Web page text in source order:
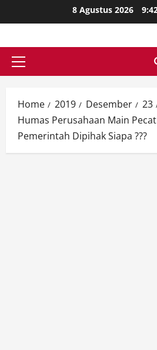
to
8 Agustus 2026
Primary
Home 2019 Desember
23
Humas Perusahaan Main
Pemerintah Dipihak Siapa ???